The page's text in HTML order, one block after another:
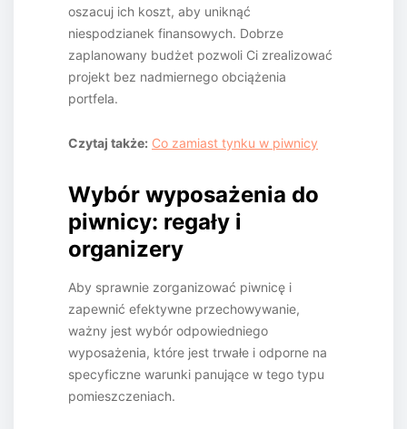
oszacuj ich koszt, aby uniknąć
niespodzianek finansowych. Dobrze
zaplanowany budżet pozwoli Ci zrealizować
projekt bez nadmiernego obciążenia
portfela.
Czytaj także: Co zamiast tynku w piwnicy
Wybór wyposażenia do
piwnicy: regały i
organizery
Aby sprawnie zorganizować piwnicę i
zapewnić efektywne przechowywanie,
ważny jest wybór odpowiedniego
wyposażenia, które jest trwałe i odporne na
specyficzne warunki panujące w tego typu
pomieszczeniach.